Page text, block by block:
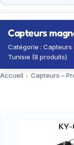
Capteurs
Catégorie :
Tunisie (8 produits)
Accueil Capteurs –